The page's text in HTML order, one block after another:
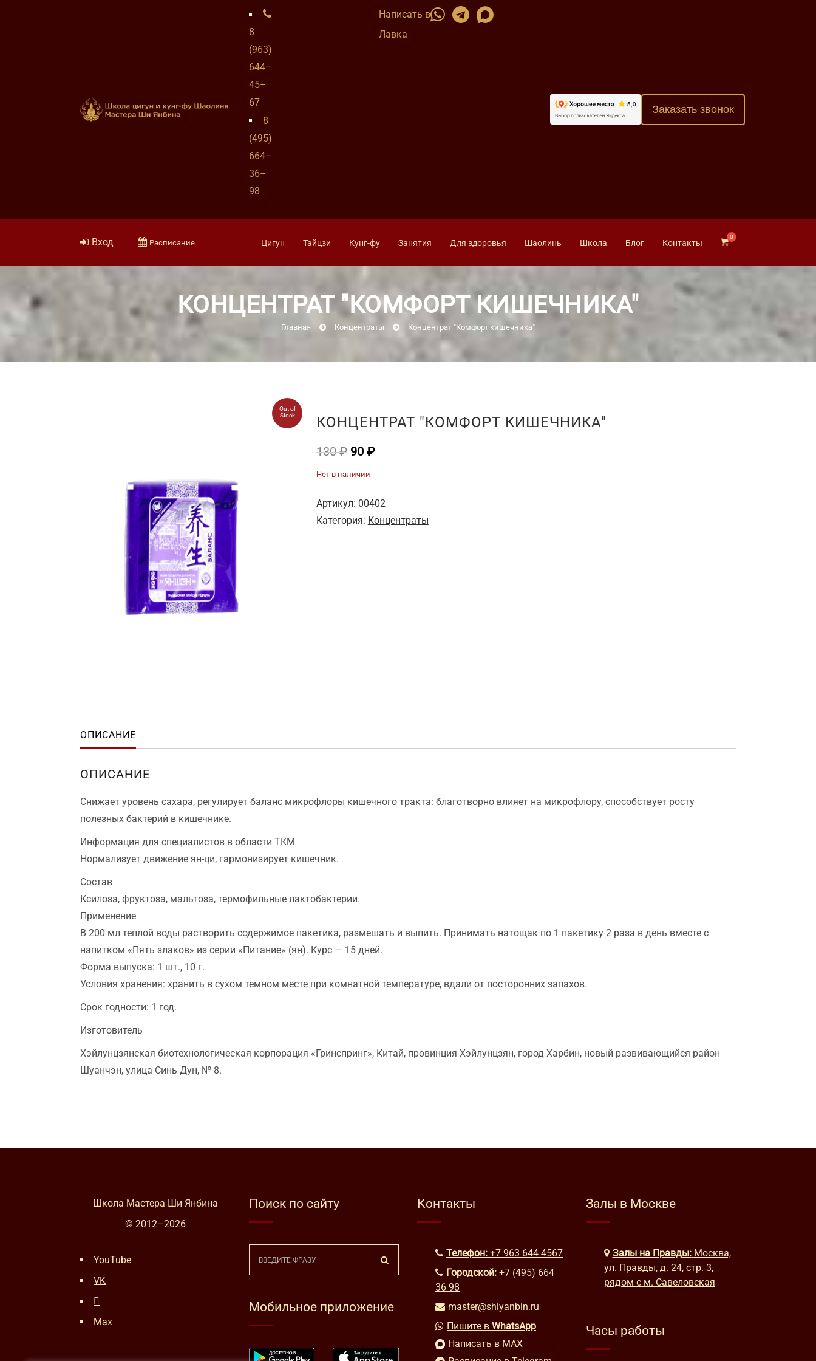
8
(963)
644–
45–
67
8
(495)
664–
36–
98
Написать в
Лавка
Заказать звонок
Вход Расписание Цигун Тайцзи Кунг-фу Занятия Для здоровья Шаолинь Школа Блог Контакты
КОНЦЕНТРАТ "КОМФОРТ КИШЕЧНИКА"
Главная Концентраты Концентрат "Комфорт кишечника"
Out of
Stock
КОНЦЕНТРАТ "КОМФОРТ КИШЕЧНИКА"
130₽ Первоначальная
130 ₽.
90 ₽Текущая
Нет в наличии
Артикул: 00402
Категория: Концентраты
ОПИСАНИЕ
ОПИСАНИЕ
Снижает уровень сахара, регулирует баланс микрофлоры кишечного тракта: благотворно влияет на микрофлору, способствует росту
полезных бактерий в кишечнике.
Информация для специалистов в области ТКМ
Нормализует движение ян­-ци, гармонизирует кишечник.
Состав
Ксилоза, фруктоза, мальтоза, термофильные лактобактерии.
Применение
В 200 мл теплой воды растворить содержимое пакетика, размешать и выпить. Принимать натощак по 1 пакетику 2 раза в день вместе с
напитком «Пять злаков» из серии «Питание» (ян). Курс — 15 дней.
Форма выпуска: 1 шт., 10 г.
Условия хранения: хранить в сухом темном месте при комнатной температуре, вдали от посторонних запахов.
Срок годности: 1 год.
Изготовитель
Хэйлунцзянская биотехнологическая корпорация «Гринспринг», Китай, провинция Хэйлунцзян, город Харбин, новый развивающийся район
Шуанчэн, улица Синь Дун, № 8.
Школа Мастера Ши Янбина
© 2012–2026
YouTube
VK
Max
Поиск по сайту
Мобильное приложение
Контакты
Телефон: +7 963 644 4567
Городской: +7 (495) 664
36 98
master@shiyanbin.ru
Пишите в WhatsApp
Написать в MAX
Залы в Москве
Залы на Правды: Москва,
ул. Правды, д. 24, стр. 3,
рядом с м. Савеловская
Часы работы